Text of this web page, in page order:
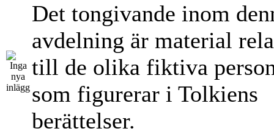
Det tongivande inom
avdelning är material
till de olika fiktiva
som figurerar i Tolkiens
berättelser.